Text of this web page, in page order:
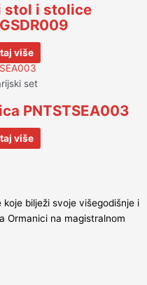
stol i stolice
više
set
PNTSTSEA003
više
bilježi svoje višegodišnje i
Ormanici na magistralnom